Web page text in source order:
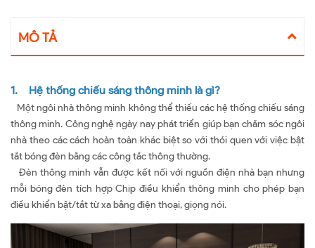
MÔ TẢ
1. Hệ thống chiếu sáng thông minh là gì?
Một ngôi nhà thông minh không thể thiếu các hệ thống chiếu sáng
thông minh. Công nghệ ngày nay phát triển giúp bạn chăm sóc ngôi
nhà theo các cách hoàn toàn khác biệt so với thói quen với việc bật
tắt bóng đèn bằng các công tắc thông thường.
Đèn thông minh vẫn được kết nối với nguồn điện nhà bạn nhưng
mỗi bóng đèn tích hợp Chip điều khiển thông minh cho phép bạn
điều khiển bật/tắt từ xa bằng điện thoại, giọng nói.